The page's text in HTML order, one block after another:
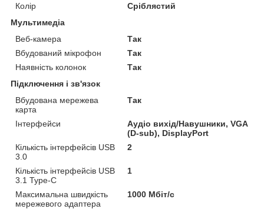
Колір
Сріблястий
Мультимедіа
Веб-камера
Так
Вбудований мікрофон
Так
Наявність колонок
Так
Підключення і зв'язок
Вбудована мережева
карта
Так
Інтерфейси
Аудіо вихід/Навушники, VGA
(D-sub), DisplayPort
Кількість інтерфейсів USB
3.0
2
Кількість інтерфейсів USB
3.1 Type-C
1
Максимальна швидкість
мережевого адаптера
1000 Мбіт/с